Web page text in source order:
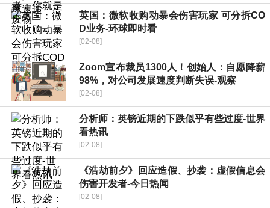
英国：微软收购动暴会伤害玩家 可分拆CO
D业务-环球即时看
[02-08]
Zoom宣布裁员1300人！创始人：自愿降薪
98%，对公司发展速度判断失误-观察
[02-08]
分析师：英镑近期的下跌似乎有些过度-世界
看热讯
[02-08]
《浩劫前夕》回应造假、抄袭：虚假信息会
伤害开发者-今日热闻
[02-08]